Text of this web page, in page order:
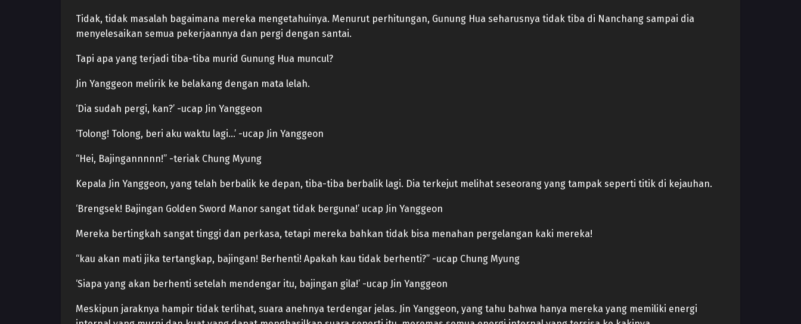
Tidak, tidak masalah bagaimana mereka mengetahuinya. Menurut perhitungan, Gunung Hua seharusnya tidak tiba di Nanchang sampai dia
menyelesaikan semua pekerjaannya dan pergi dengan santai.
Tapi apa yang terjadi tiba-tiba murid Gunung Hua muncul?
Jin Yanggeon melirik ke belakang dengan mata lelah.
‘Dia sudah pergi, kan?’ -ucap Jin Yanggeon
‘Tolong! Tolong, beri aku waktu lagi…’ -ucap Jin Yanggeon
“Hei, Bajingannnnn!” -teriak Chung Myung
Kepala Jin Yanggeon, yang telah berbalik ke depan, tiba-tiba berbalik lagi. Dia terkejut melihat seseorang yang tampak seperti titik di kejauhan.
‘Brengsek! Bajingan Golden Sword Manor sangat tidak berguna!’ ucap Jin Yanggeon
Mereka bertingkah sangat tinggi dan perkasa, tetapi mereka bahkan tidak bisa menahan pergelangan kaki mereka!
“kau akan mati jika tertangkap, bajingan! Berhenti! Apakah kau tidak berhenti?” -ucap Chung Myung
‘Siapa yang akan berhenti setelah mendengar itu, bajingan gila!’ -ucap Jin Yanggeon
Meskipun jaraknya hampir tidak terlihat, suara anehnya terdengar jelas. Jin Yanggeon, yang tahu bahwa hanya mereka yang memiliki energi